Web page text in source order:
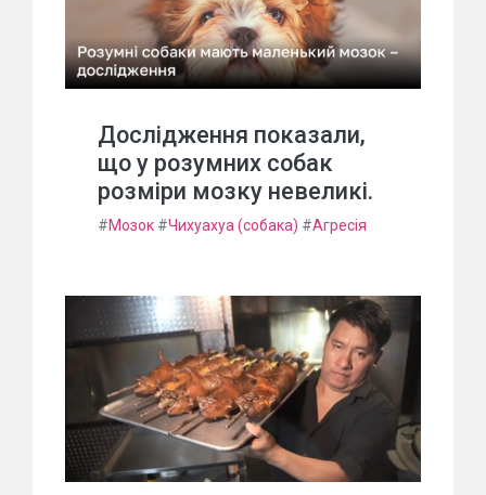
Дослідження показали,
що у розумних собак
розміри мозку невеликі.
#Мозок #Чихуахуа (собака) #Агресія